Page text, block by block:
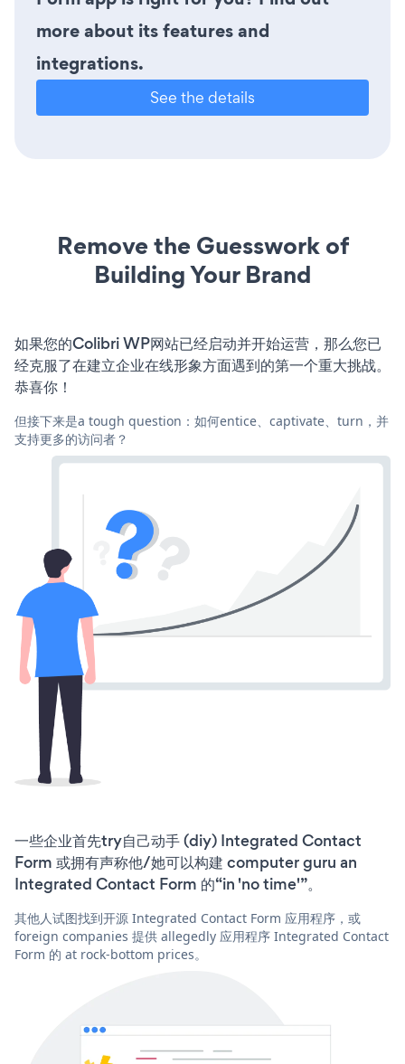
more about its features and
integrations.
See the details
Remove the Guesswork of
Building Your Brand
如果您的Colibri WP网站已经启动并开始运营，那么您已
经克服了在建立企业在线形象方面遇到的第一个重大挑战。
恭喜你！
但接下来是a tough question：如何entice、captivate、turn，并
支持更多的访问者？
一些企业首先try自己动手 (diy) Integrated Contact
Form 或拥有声称他/她可以构建 computer guru an
Integrated Contact Form 的“in 'no time'”。
其他人试图找到开源 Integrated Contact Form 应用程序，或
foreign companies 提供 allegedly 应用程序 Integrated Contact
Form 的 at rock-bottom prices。